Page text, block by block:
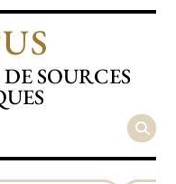
SOURCES